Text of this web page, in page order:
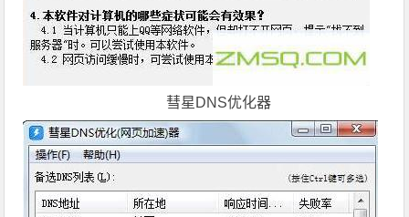
彗星DNS优化器